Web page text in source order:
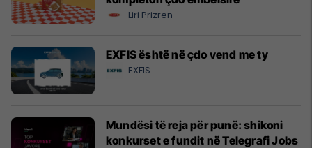
Liri Prizren
EXFIS është në çdo vend me ty
EXFIS
Mundësi të reja për punë: shikoni
konkurset e fundit në Telegrafi Jobs